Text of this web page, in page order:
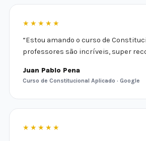
★★★★★
“Estou amando o curso de
professores são incríveis, super
Juan Pablo Pena
Curso de Constitucional Aplicado · Google
★★★★★